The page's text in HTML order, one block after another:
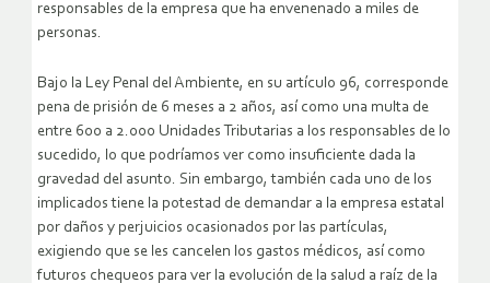
responsables de la empresa que ha envenenado a miles de
personas.
Bajo la Ley Penal del Ambiente, en su artículo 96, corresponde
pena de prisión de 6 meses a 2 años, así como una multa de
entre 600 a 2.000 Unidades Tributarias a los responsables de lo
sucedido, lo que podríamos ver como insuficiente dada la
gravedad del asunto. Sin embargo, también cada uno de los
implicados tiene la potestad de demandar a la empresa estatal
por daños y perjuicios ocasionados por las partículas,
exigiendo que se les cancelen los gastos médicos, así como
futuros chequeos para ver la evolución de la salud a raíz de la